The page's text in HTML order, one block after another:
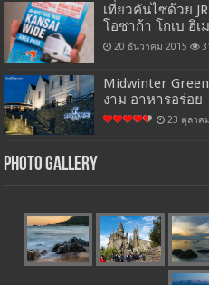
เที่ยวคันไซด้วย
โอซาก้า โกเบ ฮิเ
20 ธันวาคม 2015
Midwinter
งาม อาหารอร่อย
23 ตุลาค
Photo Gallery